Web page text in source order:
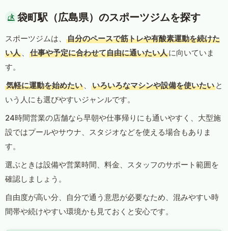
袋町駅（広島県）のスポーツジムを探す
スポーツジムは、
自分のペースで筋トレや有酸素運動を続けた
い人 、 仕事や予定に合わせて自由に通いたい人に向いていま
す。
気軽に運動を始めたい 、 いろいろなマシンや設備を使いたい と
いう人にも選びやすいジャンルです。
24時間営業の店舗なら早朝や仕事帰りにも通いやすく、大型施
設ではプールやサウナ、スタジオなどを使える場合もありま
す。
選ぶときは設備や営業時間、料金、スタッフのサポート範囲を
確認しましょう。
自由度が高い分、自分で通う意思が必要なため、混みやすい時
間帯や続けやすい環境かも見ておくと安心です。